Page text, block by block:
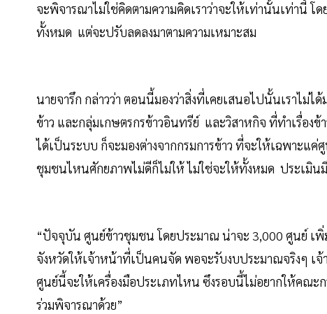
จะพิจารณาไม่ใช่คิดตามความคิดเราว่าจะให้เท่านั้นเท่านี้
ทั้งหมด แต่จะปรับลดลงมาตามความเหมาะสม
นายจารึก กล่าวว่า ตอนนี้มองว่าสิ่งที่เคยเสนอไปนั้นเราไ
ข้าว และกลุ่มเกษตรกรข้าวอินทรีย์ และวิสาหกิจ ที่ทำเรื่อง
ได้เป็นระบบ ก็จะมองต่างจากกรมการข้าว ที่จะให้เฉพาะแ
ชุมชนไหนศักยภาพไม่ดีก็ไม่ให้ ไม่ใช่จะให้ทั้งหมด ประเมิน
“ปัจจุบัน ศูนย์ข้าวชุมชน โดยประมาณ น่าจะ 3,000 ศูนย์ เ
จังหวัดให้เจ้าหน้าที่เป็นคนจัด พอจะรับงบประมาณจริงๆ
ศูนย์นี้จะให้เครื่องมือประเภทไหน ซึงรอบนี้ไม่อยากให้คณะ
ร่วมพิจารณาด้วย”